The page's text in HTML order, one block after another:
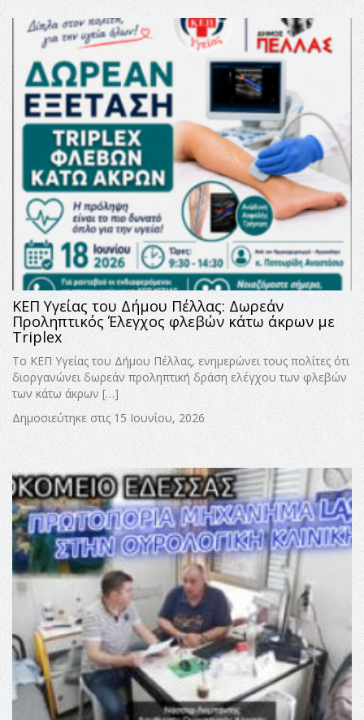
ΚΕΠ Υγείας του Δήμου Πέλλας: Δωρεάν
Προληπτικός Έλεγχος φλεβών κάτω άκρων με
Triplex
Το ΚΕΠ Υγείας του Δήμου Πέλλας, ενημερώνει τους πολίτες ότι
διοργανώνει δωρεάν προληπτική δράση ελέγχου των φλεβών
των κάτω άκρων […]
Δημοσιεύτηκε στις 15 Ιουνίου, 2026